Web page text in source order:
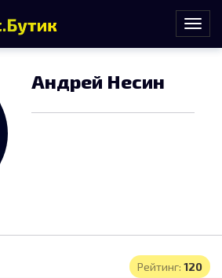
Андрей Несин
Рейтинг: 120